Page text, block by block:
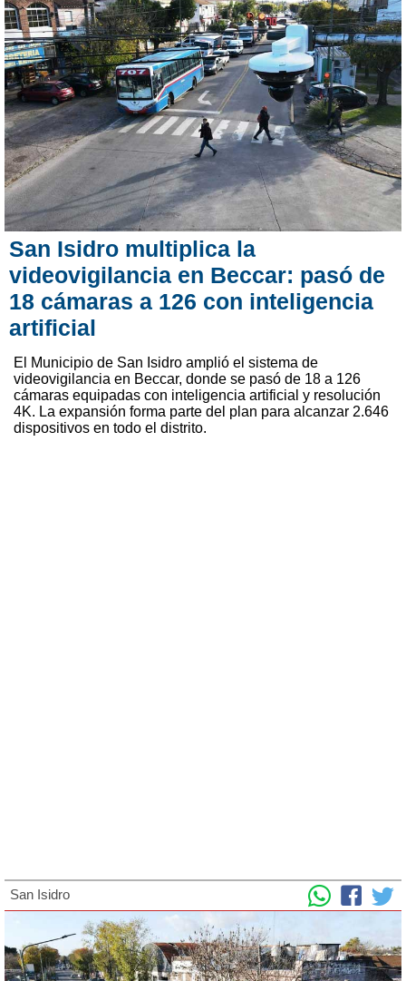
San Isidro multiplica la
videovigilancia en Beccar: pasó de
18 cámaras a 126 con inteligencia
artificial
El Municipio de San Isidro amplió el sistema de
videovigilancia en Beccar, donde se pasó de 18 a 126
cámaras equipadas con inteligencia artificial y resolución
4K. La expansión forma parte del plan para alcanzar 2.646
dispositivos en todo el distrito.
San Isidro